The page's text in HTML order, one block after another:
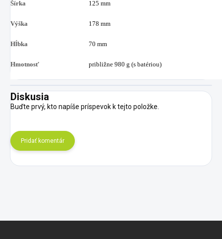
Šírka 125 mm
Výška 178 mm
Hĺbka 70 mm
Hmotnosť približne 980 g (s batériou)
Diskusia
Buďte prvý, kto napíše príspevok k tejto položke.
Pridať komentár